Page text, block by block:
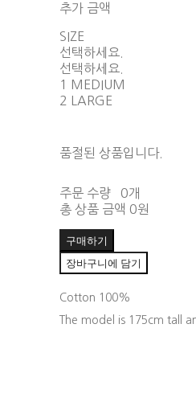
추가 금액
SIZE
선택하세요.
선택하세요.
1 MEDIUM
2 LARGE
품절된 상품입니다.
주문 수량
0개
총 상품 금액 0원
구매하기
장바구니에 담기
Cotton 100%
The model is 175cm tall